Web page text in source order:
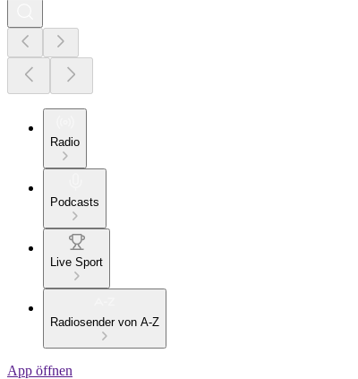
Radio
Podcasts
Live Sport
Radiosender von A-Z
App öffnen